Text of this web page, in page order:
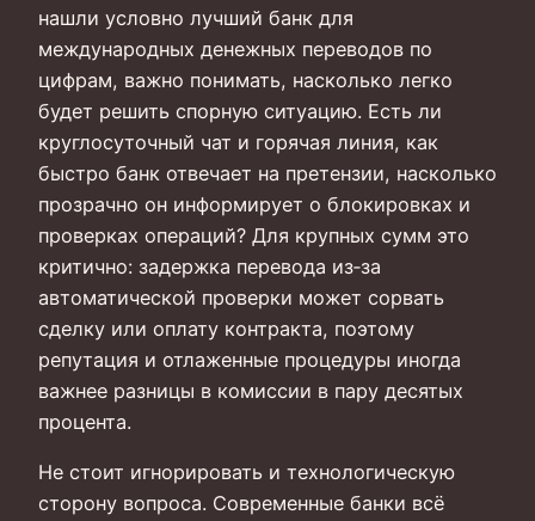
нашли условно лучший банк для
международных денежных переводов по
цифрам, важно понимать, насколько легко
будет решить спорную ситуацию. Есть ли
круглосуточный чат и горячая линия, как
быстро банк отвечает на претензии, насколько
прозрачно он информирует о блокировках и
проверках операций? Для крупных сумм это
критично: задержка перевода из‑за
автоматической проверки может сорвать
сделку или оплату контракта, поэтому
репутация и отлаженные процедуры иногда
важнее разницы в комиссии в пару десятых
процента.
Не стоит игнорировать и технологическую
сторону вопроса. Современные банки всё